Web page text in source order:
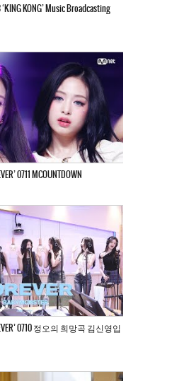
‘KING KONG’ Music Broadcasting
0711 MCOUNTDOWN
0710 정오의 희망곡 김신영입